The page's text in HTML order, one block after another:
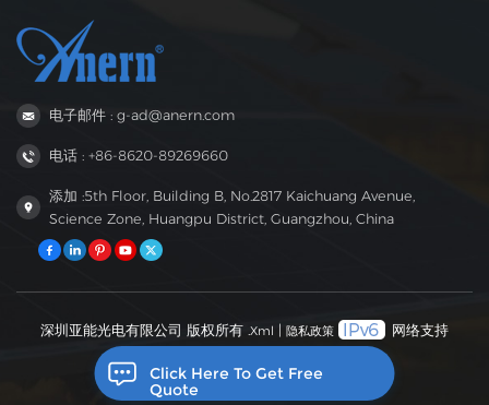
电子邮件 : g-ad@anern.com
电话 : +86-8620-89269660
添加 :5th Floor, Building B, No.2817 Kaichuang Avenue,
Science Zone, Huangpu District, Guangzhou, China
深圳亚能光电有限公司 版权所有 .Xml 隐私政策 网络支持
Click Here To Get Free
Quote